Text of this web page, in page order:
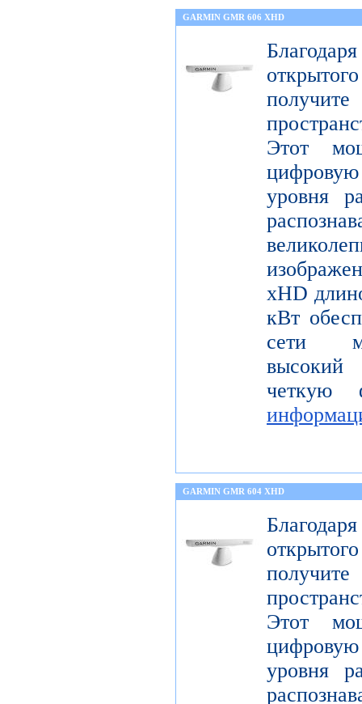
GARMIN GMR 606 XHD
Этот
уровня
xHD
кВт
сети
высокий
четкую
GARMIN GMR 604 XHD
Этот
уровня